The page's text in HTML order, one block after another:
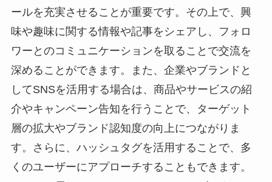
ールを充実させることが重要です。その上で、興
味や趣味に関する情報や記事をシェアし、フォロ
ワーとのコミュニケーションを取ることで交流を
深めることができます。また、企業やブランドと
してSNSを活用する場合は、商品やサービスの紹
介やキャンペーン告知を行うことで、ターゲット
層の拡大やブランド認知度の向上につながりま
す。さらに、ハッシュタグを活用することで、多
くのユーザーにアプローチすることもできます。